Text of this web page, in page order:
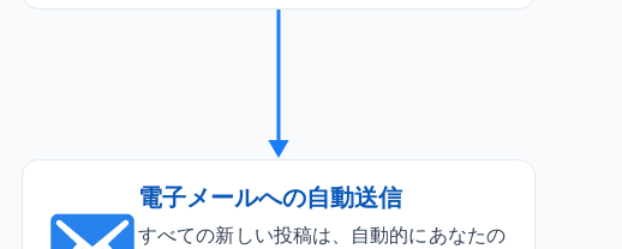
電子メールへの自動送信
すべての新しい投稿は、自動的にあなたの